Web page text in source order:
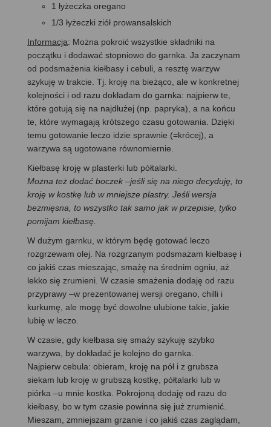
1 łyżeczka oregano
1/3 łyżeczki ziół prowansalskich
Informacja: Można pokroić wszystkie składniki na
początku i dodawać stopniowo do garnka. Ja zaczynam
od podsmażenia kiełbasy i cebuli, a resztę warzyw
szykuję w trakcie. Tj. kroję na bieżąco, ale w konkretnej
kolejności i od razu dokładam do garnka: najpierw te,
które gotują się na najdłużej (np. papryka), a na końcu
te, które wymagają krótszego czasu gotowania. Dzięki
temu gotowanie leczo idzie sprawnie (=krócej), a
warzywa są ugotowane równomiernie.
Kiełbasę kroję w plasterki lub półtalarki.
Można też dodać boczek –jeśli się na niego decyduję, to
kroję w kostkę lub w mniejsze plastry. Jeśli wersja
bezmięsna, to wszystko tak samo jak w przepisie, tylko
pomijam kiełbasę.
W dużym garnku, w którym będę gotować leczo
rozgrzewam olej. Na rozgrzanym podsmażam kiełbasę i
co jakiś czas mieszając, smażę na średnim ogniu, aż
lekko się zrumieni. W czasie smażenia dodaję od razu
przyprawy –w prezentowanej wersji oregano, chilli i
kurkumę, ale mogę być dowolne ulubione takie, jakie
lubię w leczo.
W czasie, gdy kiełbasa się smaży szykuję szybko
warzywa, by dokładać je kolejno do garnka.
Najpierw cebula: obieram, kroję na pół i z grubsza
siekam lub kroję w grubszą kostkę, półtalarki lub w
piórka –u mnie kostka. Pokrojoną dodaję od razu do
kiełbasy, bo w tym czasie powinna się już zrumienić.
Mieszam, zmniejszam grzanie i co jakiś czas zaglądam,